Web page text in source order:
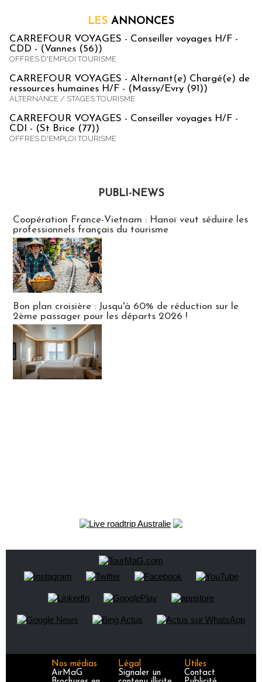
LES ANNONCES
CARREFOUR VOYAGES - Conseiller voyages H/F -
CDD - (Vannes (56))
OFFRES D'EMPLOI TOURISME
CARREFOUR VOYAGES - Alternant(e) Chargé(e) de
ressources humaines H/F - (Massy/Evry (91))
ALTERNANCE / STAGES TOURISME
CARREFOUR VOYAGES - Conseiller voyages H/F -
CDI - (St Brice (77))
OFFRES D'EMPLOI TOURISME
PUBLI-NEWS
Coopération France-Vietnam : Hanoï veut séduire les
professionnels français du tourisme
Bon plan croisière : Jusqu'à 60% de réduction sur le
2ème passager pour les départs 2026 !
Nos médias
AirMaG
Légal
Signaler un
Utiles
Contact